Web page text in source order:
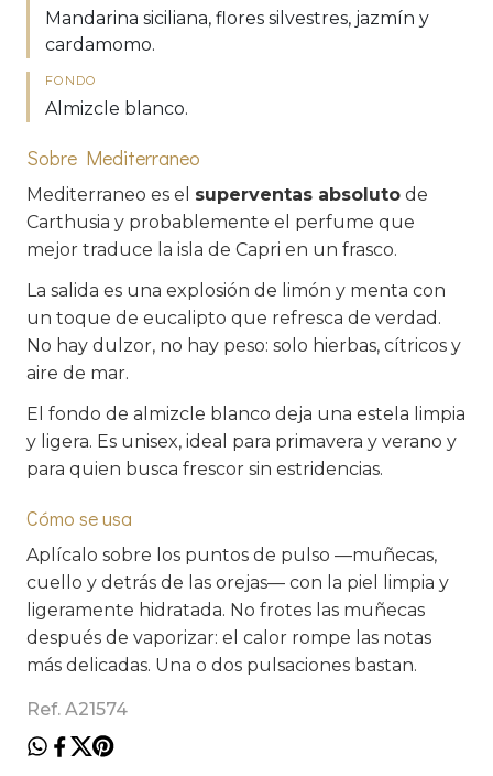
Mandarina siciliana, flores silvestres, jazmín y
cardamomo.
FONDO
Almizcle blanco.
Sobre Mediterraneo
Mediterraneo es el superventas absoluto de
Carthusia y probablemente el perfume que
mejor traduce la isla de Capri en un frasco.
La salida es una explosión de limón y menta con
un toque de eucalipto que refresca de verdad.
No hay dulzor, no hay peso: solo hierbas, cítricos y
aire de mar.
El fondo de almizcle blanco deja una estela limpia
y ligera. Es unisex, ideal para primavera y verano y
para quien busca frescor sin estridencias.
Cómo se usa
Aplícalo sobre los puntos de pulso —muñecas,
cuello y detrás de las orejas— con la piel limpia y
ligeramente hidratada. No frotes las muñecas
después de vaporizar: el calor rompe las notas
más delicadas. Una o dos pulsaciones bastan.
Ref. A21574